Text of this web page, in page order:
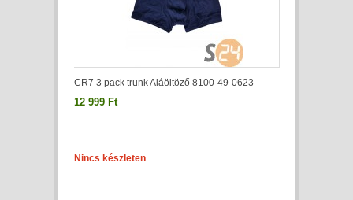
CR7 3 pack trunk Aláöltöző 8100-49-0623
12 999 Ft
Nincs készleten